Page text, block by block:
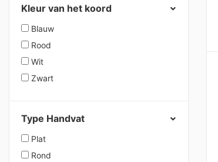
Kleur van het koord
Blauw
Rood
Wit
Zwart
Type Handvat
Plat
Rond